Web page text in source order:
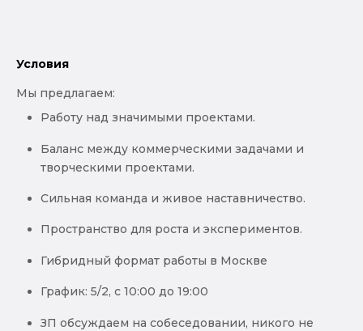
Условия
Мы предлагаем:
Работу над значимыми проектами.
Баланс между коммерческими задачами и
творческими проектами.
Сильная команда и живое наставничество.
Пространство для роста и экспериментов.
Гибридный формат работы в Москве
График: 5/2, с 10:00 до 19:00
ЗП обсуждаем на собеседовании, никого не